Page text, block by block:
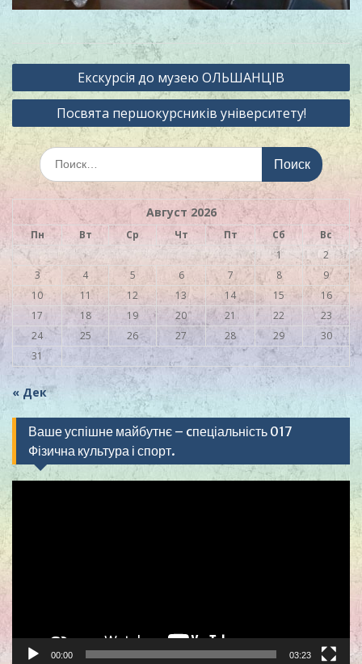
Навигация
по
записям
Екскурсія до музею ОЛЬШАНЦІВ
Посвята першокурсників університету!
Искать:
Август 2026
Пн Вт Ср Чт Пт Сб
Вс
1
2
3
4 5 6 7 8
9
10
11 12 13 14 15
16
17
18 19 20 21 22
23
24
25 26 27 28 29
30
31
« Дек
Ваше успішне майбутнє – cпеціальність 017
Фізична культура і спорт.
00:00 03:23